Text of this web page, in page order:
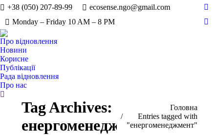
+38 (050) 207-89-99
ecosense.ngo@gmail.com
Monday – Friday 10 AM – 8 PM
Про відновлення
Новини
Корисне
Публікації
Рада відновлення
Про нас
Search:
Tag Archives:
енергоменеджмент
Головна
Entries tagged with
"енергоменеджмент"